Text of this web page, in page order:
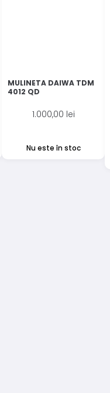
MULINETA DAIWA TDM
4012 QD
1.000,00 lei
Nu este în stoc